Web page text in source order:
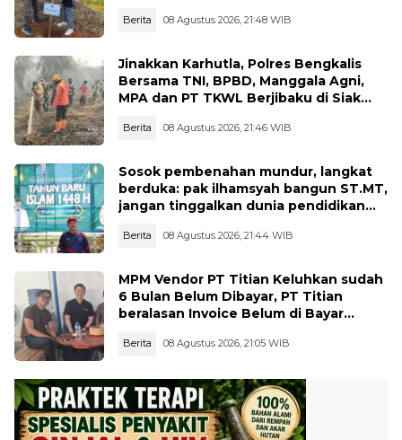
Berita 08 Agustus 2026, 21:48 WIB
Jinakkan Karhutla, Polres Bengkalis
Bersama TNI, BPBD, Manggala Agni,
MPA dan PT TKWL Berjibaku di Siak
Berita 08 Agustus 2026, 21:46 WIB
Sosok pembenahan mundur, langkat
berduka: pak ilhamsyah bangun ST.MT,
jangan tinggalkan dunia pendidikan
Berita 08 Agustus 2026, 21:44 WIB
MPM Vendor PT Titian Keluhkan sudah
6 Bulan Belum Dibayar, PT Titian
beralasan Invoice Belum di Bayar
Berita 08 Agustus 2026, 21:05 WIB